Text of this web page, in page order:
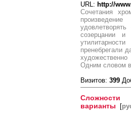
URL: http://
Сочетания
созерцании и
пренебрегали
Одним словом
Визитов: 399
варианты [